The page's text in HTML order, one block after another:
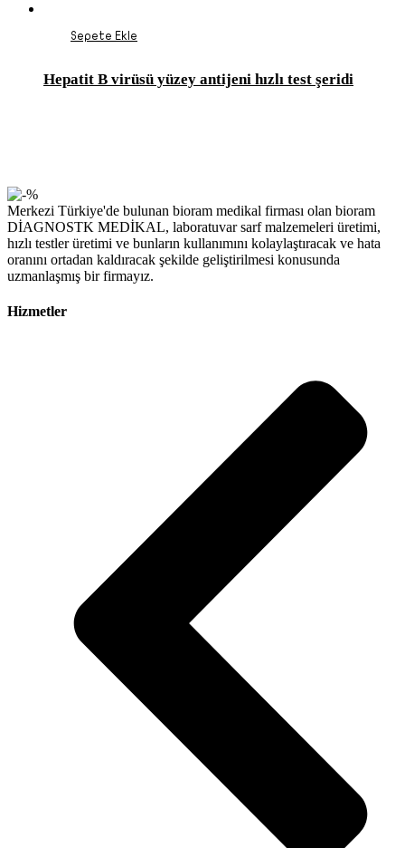
Sepete Ekle
Hepatit B virüsü yüzey antijeni hızlı test şeridi
Merkezi Türkiye'de bulunan bioram medikal firması olan bioram
DİAGNOSTK MEDİKAL, laboratuvar sarf malzemeleri üretimi,
hızlı testler üretimi ve bunların kullanımını kolaylaştıracak ve hata
oranını ortadan kaldıracak şekilde geliştirilmesi konusunda
uzmanlaşmış bir firmayız.
Hizmetler